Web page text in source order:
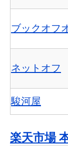
ブックオフ
ネットオフ
駿河屋
楽天市場